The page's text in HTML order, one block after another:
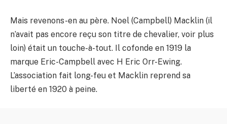
Mais revenons-en au père. Noel (Campbell) Macklin (il
n’avait pas encore reçu son titre de chevalier, voir plus
loin) était un touche-à-tout. Il cofonde en 1919 la
marque Eric-Campbell avec H Eric Orr-Ewing.
L’association fait long-feu et Macklin reprend sa
liberté en 1920 à peine.